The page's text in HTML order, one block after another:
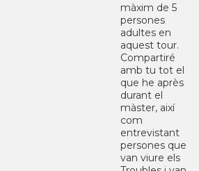
màxim de 5
persones
adultes en
aquest tour.
Compartiré
amb tu tot el
que he après
durant el
màster, així
com
entrevistant
persones que
van viure els